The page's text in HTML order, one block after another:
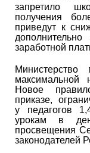
запретило
получения
приведут к
заработной
Министерство
максимальной
Новое
приказе,
у педагогов
урокам в
просвещения
законодателей